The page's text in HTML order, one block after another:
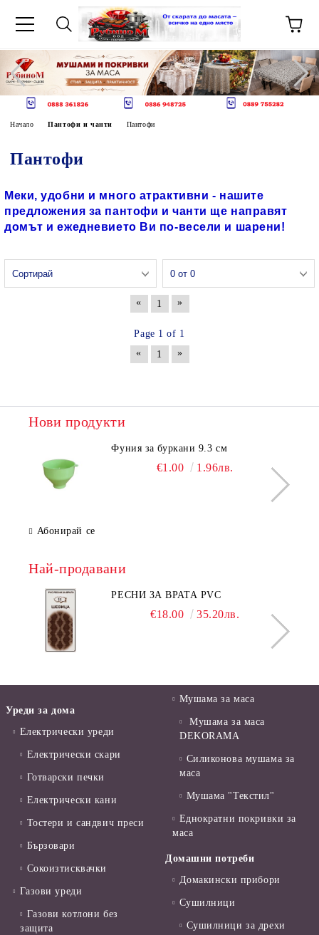
Начало Пантофи и чанти Пантофи
Пантофи
Меки, удобни и много атрактивни - нашите
предложения за пантофи и чанти ще направят
домът и ежедневието Ви по-весели и шарени!
« 1 »
Page 1 of 1
«
1 »
Нови продукти
Фуния за буркани 9.3 см
€1.00 1.96лв.
Абонирай се
Най-продавани
РЕСНИ ЗА ВРАТА PVC
€18.00 35.20лв.
Уреди за дома
Електрически уреди
Електрически скари
Готварски печки
Електрически кани
Тостери и сандвич преси
Бързовари
Сокоизтисквачки
Газови уреди
Газови котлони без
защита
Мушама за маса
Мушама за маса
DEKORAMA
Силиконова мушама за
маса
Мушама "Текстил"
Еднократни покривки за
маса
Домашни потреби
Домакински прибори
Сушилници
Сушилници за дрехи